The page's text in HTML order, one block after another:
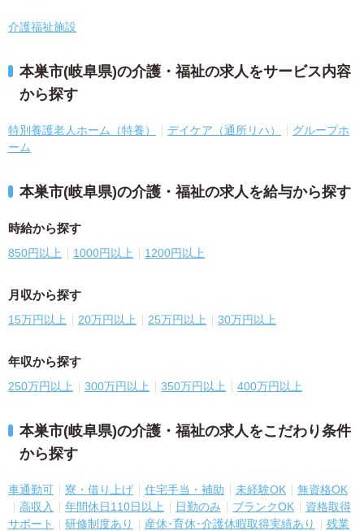
介護福祉施設
本巣市(岐阜県)の介護・福祉の求人をサービス内容
から探す
特別養護老人ホーム（特養） デイケア（通所リハ）
グループホ
ーム
本巣市(岐阜県)の介護・福祉の求人を給与から探す
時給から探す
850円以上 1000円以上 1200円以上
月収から探す
15万円以上 20万円以上 25万円以上 30万円以上
年収から探す
250万円以上 300万円以上 350万円以上 400万円以上
本巣市(岐阜県)の介護・福祉の求人をこだわり条件
から探す
車通勤可 寮・借り上げ 住宅手当・補助 未経験OK
無資格OK
高収入
年間休日110日以上 日勤のみ ブランクOK
資格取得
サポート
研修制度あり 産休･育休･介護休暇取得実績あり
残業